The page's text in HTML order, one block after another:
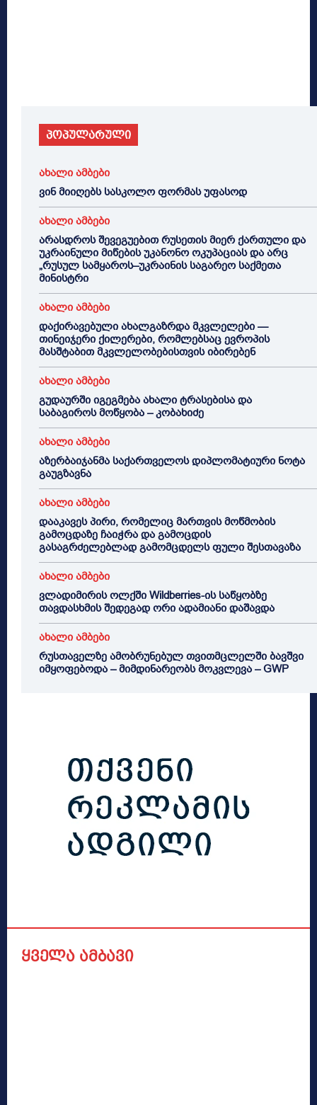
პოპულარული
ახალი ამბები
ვინ მიიღებს სასკოლო ფორმას უფასოდ
ახალი ამბები
არასდროს შევეგუებით რუსეთის მიერ ქართული და
უკრაინული მიწების უკანონო ოკუპაციას და არც
„რუსულ სამყაროს–უკრაინის საგარეო საქმეთა
მინისტრი
ახალი ამბები
დაქირავებული ახალგაზრდა მკვლელები —
თინეიჯერი ქილერები, რომლებსაც ევროპის
მასშტაბით მკვლელობებისთვის იბირებენ
ახალი ამბები
გუდაურში იგეგმება ახალი ტრასებისა და
საბაგიროს მოწყობა – კობახიძე
ახალი ამბები
აზერბაიჯანმა საქართველოს დიპლომატიური ნოტა
გაუგზავნა
ახალი ამბები
დააკავეს პირი, რომელიც მართვის მოწმობის
გამოცდაზე ჩაიჭრა და გამოცდის
გასაგრძელებლად გამომცდელს ფული შესთავაზა
ახალი ამბები
ვლადიმირის ოლქში Wildberries-ის საწყობზე
თავდასხმის შედეგად ორი ადამიანი დაშავდა
ახალი ამბები
რუსთაველზე ამობრუნებულ თვითმცლელში ბავშვი
იმყოფებოდა – მიმდინარეობს მოკვლევა – GWP
ყველა ამბავი